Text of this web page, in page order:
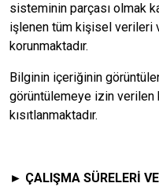
sisteminin parçası olmak
işlenen tüm kişisel verileri
korunmaktadır.
Bilginin içeriğinin
görüntülemeye izin
kısıtlanmaktadır.
► ÇALIŞMA SÜRELERİ